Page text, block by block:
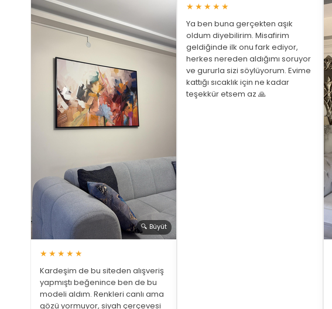
🔍 Büyüt
★★★★★
Kardeşim de bu siteden alışveriş
yapmıştı beğenince ben de bu
modeli aldım. Renkleri canlı ama
gözü yormuyor, siyah çerçevesi
★★★★★
Ya ben buna gerçekten aşık
oldum diyebilirim. Misafirim
geldiğinde ilk onu fark ediyor,
herkes nereden aldığımı soruyor
ve gururla sizi söylüyorum. Evime
kattığı sıcaklık için ne kadar
teşekkür etsem az 🙏